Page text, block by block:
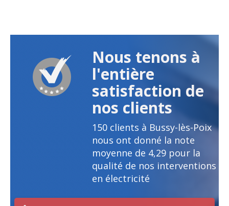
Nous tenons à
l'entière
satisfaction de
nos clients
150 clients à Bussy-lès-Poix
nous ont donné la note
moyenne de 4,29 pour la
qualité de nos interventions
en électricité